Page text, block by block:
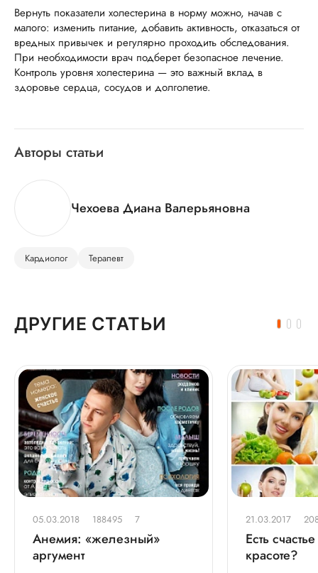
Вернуть показатели холестерина в норму можно, начав с
малого: изменить питание, добавить активность, отказаться от
вредных привычек и регулярно проходить обследования.
При необходимости врач подберет безопасное лечение.
Контроль уровня холестерина — это важный вклад в
здоровье сердца, сосудов и долголетие.
Авторы статьи
Чехоева Диана Валерьяновна
Кардиолог Терапевт
ДРУГИЕ СТАТЬИ
05.03.2018 188495 7
Анемия: «железный»
аргумент
21.03.2017
Есть
красоте?